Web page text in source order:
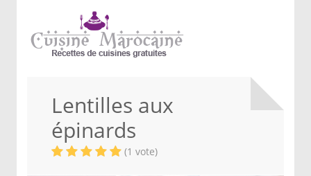
Lentilles aux
épinards
(1 vote)